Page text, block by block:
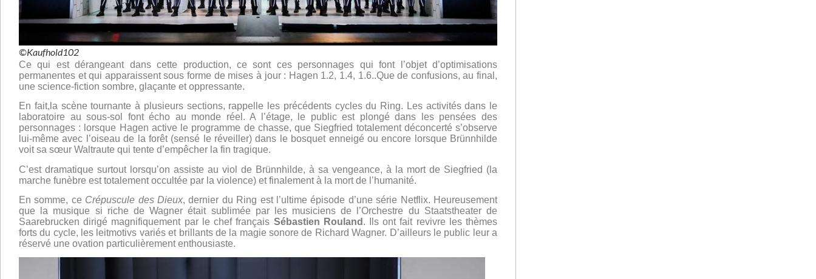
©Kaufhold102
Ce qui est dérangeant dans cette production, ce sont ces personnages qui font l’objet d’optimisations
permanentes et qui apparaissent sous forme de mises à jour : Hagen 1.2, 1.4, 1.6..Que de confusions, au final,
une science-fiction sombre, glaçante et oppressante.
En fait,la scène tournante à plusieurs sections, rappelle les précédents cycles du Ring. Les activités dans le
laboratoire au sous-sol font écho au monde réel. A l’étage, le public est plongé dans les pensées des
personnages : lorsque Hagen active le programme de chasse, que Siegfried totalement déconcerté s’observe
lui-même avec l’oiseau de la forêt (sensé le réveiller) dans le bosquet enneigé ou encore lorsque Brünnhilde
voit sa sœur Waltraute qui tente d’empêcher la fin tragique.
C’est dramatique surtout lorsqu’on assiste au viol de Brünnhilde, à sa vengeance, à la mort de Siegfried (la
marche funèbre est totalement occultée par la violence) et finalement à la mort de l’humanité.
En somme, ce Crépuscule des Dieux, dernier du Ring est l’ultime épisode d’une série Netflix. Heureusement
que la musique si riche de Wagner était sublimée par les musiciens de l’Orchestre du Staatstheater de
Saarebrucken dirigé magnifiquement par le chef français Sébastien Rouland . Ils ont fait revivre les thèmes
forts du cycle, les leitmotivs variés et brillants de la magie sonore de Richard Wagner. D’ailleurs le public leur a
réservé une ovation particulièrement enthousiaste.